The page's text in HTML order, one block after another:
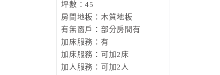
坪數：45
房間地板：木質地板
有無窗戶：部分房間有
加床服務：有
加床服務：可加2床
加人服務：可加2人